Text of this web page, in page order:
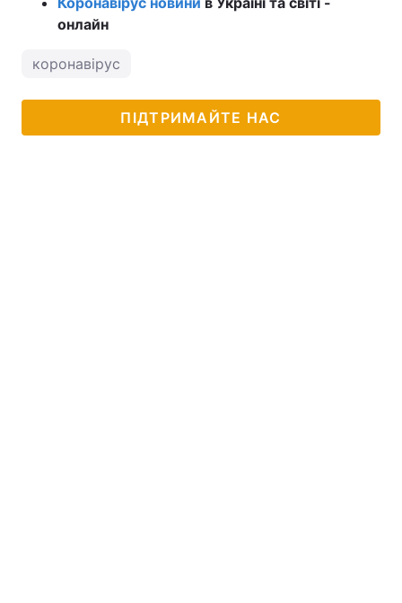
онлайн
коронавірус
ПІДТРИМАЙТЕ НАС